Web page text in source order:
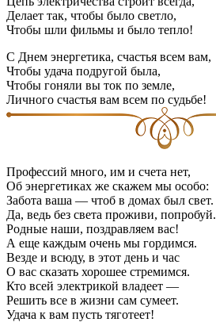
Делает так, чтобы было светло,
Чтобы шли фильмы и было тепло!
С Днем энергетика, счастья всем вам,
Чтобы удача подругой была,
Чтобы гоняли вы ток по земле,
Личного счастья вам всем по судьбе!
Профессий много, им и счета нет,
Об энергетиках же скажем мы особо:
Забота ваша — чтоб в домах был свет.
Да, ведь без света проживи, попробуй.
Родные наши, поздравляем вас!
А еще каждым очень мы гордимся.
Везде и всюду, в этот день и час
О вас сказать хорошее стремимся.
Кто всей электрикой владеет —
Решить все в жизни сам сумеет.
Удача к вам пусть тяготеет!